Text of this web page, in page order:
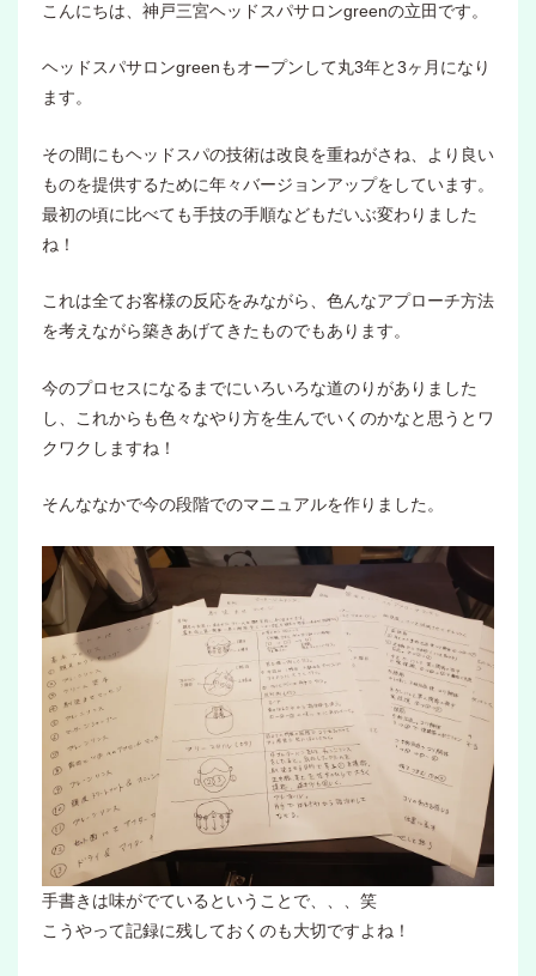
こんにちは、神戸三宮ヘッドスパサロンgreenの立田です。
ヘッドスパサロンgreenもオープンして丸3年と3ヶ月になり
ます。
その間にもヘッドスパの技術は改良を重ねがさね、より良い
ものを提供するために年々バージョンアップをしています。
最初の頃に比べても手技の手順などもだいぶ変わりました
ね！
これは全てお客様の反応をみながら、色んなアプローチ方法
を考えながら築きあげてきたものでもあります。
今のプロセスになるまでにいろいろな道のりがありました
し、これからも色々なやり方を生んでいくのかなと思うとワ
クワクしますね！
そんななかで今の段階でのマニュアルを作りました。
手書きは味がでているということで、、、笑
こうやって記録に残しておくのも大切ですよね！